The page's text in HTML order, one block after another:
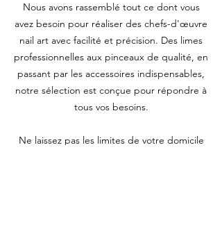
Nous avons rassemblé tout ce dont vous
avez besoin pour réaliser des chefs-d'œuvre
nail art avec facilité et précision. Des limes
professionnelles aux pinceaux de qualité, en
passant par les accessoires indispensables,
notre sélection est conçue pour répondre à
tous vos besoins.
Ne laissez pas les limites de votre domicile